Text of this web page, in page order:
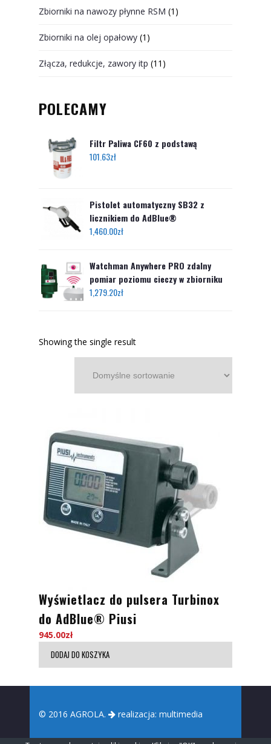
Zbiorniki na nawozy płynne RSM (1)
Zbiorniki na olej opałowy (1)
Złącza, redukcje, zawory itp (11)
POLECAMY
Filtr Paliwa CF60 z podstawą
101.63zł
Pistolet automatyczny SB32 z
licznikiem do AdBlue®
1,460.00zł
Watchman Anywhere PRO zdalny
pomiar poziomu cieczy w zbiorniku
1,279.20zł
Showing the single result
Wyświetlacz do pulsera Turbinox
do AdBlue® Piusi
945.00zł
DODAJ DO KOSZYKA
© 2016 AGROLA. realizacja: multimedia